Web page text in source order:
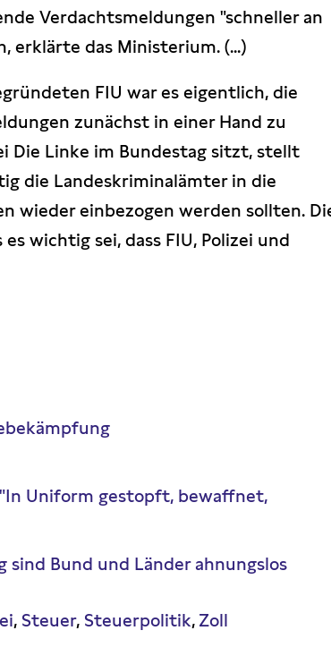
Verdachtsmeldungen "schneller an
erklärte das Ministerium. (...)
FIU war es eigentlich, die
zunächst in einer Hand zu
Die Linke im Bundestag sitzt, stellt
die Landeskriminalämter in die
wieder einbezogen werden sollten.
wichtig sei, dass FIU, Polizei und
"In Uniform gestopft, bewaffnet,
sind Bund und Länder ahnungslos
Steuer Steuerpolitik Zoll